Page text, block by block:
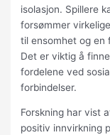
isolasjon. Spillere
forsømmer
til ensomhet og en
Det er viktig å
fordelene ved
forbindelser.
Forskning har vist
positiv innvirkning